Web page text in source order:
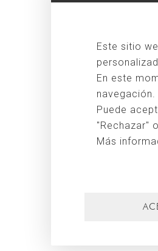
En el interior de la
huella de carbono
, tal
¡esperamos que os guste!
Este sitio
En este
navegación.
Puede
"Rechazar"
Más